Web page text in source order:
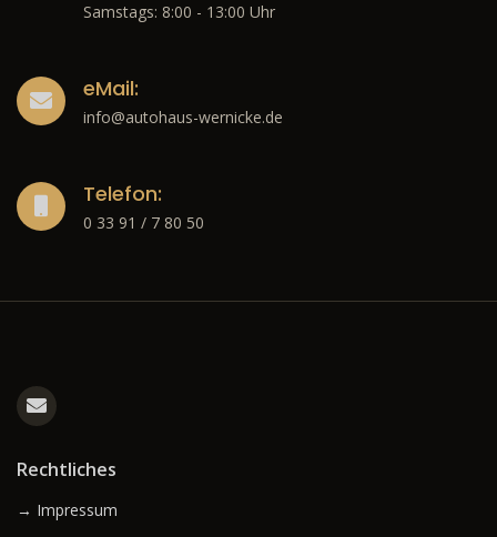
Samstags: 8:00 - 13:00 Uhr
eMail:
info@autohaus-wernicke.de
Telefon:
0 33 91 / 7 80 50
Rechtliches
→ Impressum